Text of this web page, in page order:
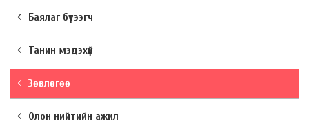
Баялаг бүтээгч
Танин мэдэхүй
Зөвлөгөө
Олон нийтийн ажил